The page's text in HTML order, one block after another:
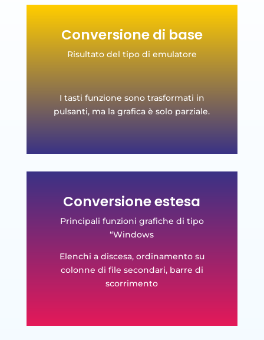
Conversione di base
Risultato del tipo di emulatore
I tasti funzione sono trasformati in
pulsanti, ma la grafica è solo parziale.
Conversione estesa
Principali funzioni grafiche di tipo
“Windows
Elenchi a discesa, ordinamento su
colonne di file secondari, barre di
scorrimento